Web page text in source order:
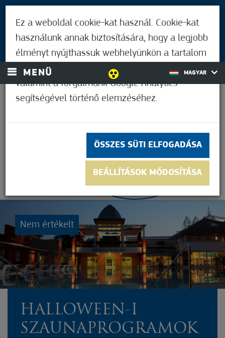
BEJELENTKEZÉS
MENÜ MAGYAR
Nem értékelt
HALLOWEEN-I
SZAUNAPROGRAMOK
Ez a weboldal cookie-kat használ. Cookie-kat
használunk annak biztosítására, hogy a legjobb
élményt nyújthassuk webhelyünkön a tartalom
és a hirdetések személyre szabásához,
valamint a forgalmunk Google Analytics
segítségével történő elemzéséhez.
ÖSSZES SÜTI ELFOGADÁSA
BEÁLLÍTÁSOK MÓDOSÍTÁSA